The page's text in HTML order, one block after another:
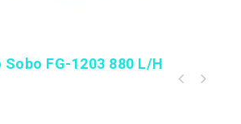
FG-1203 880 L/h